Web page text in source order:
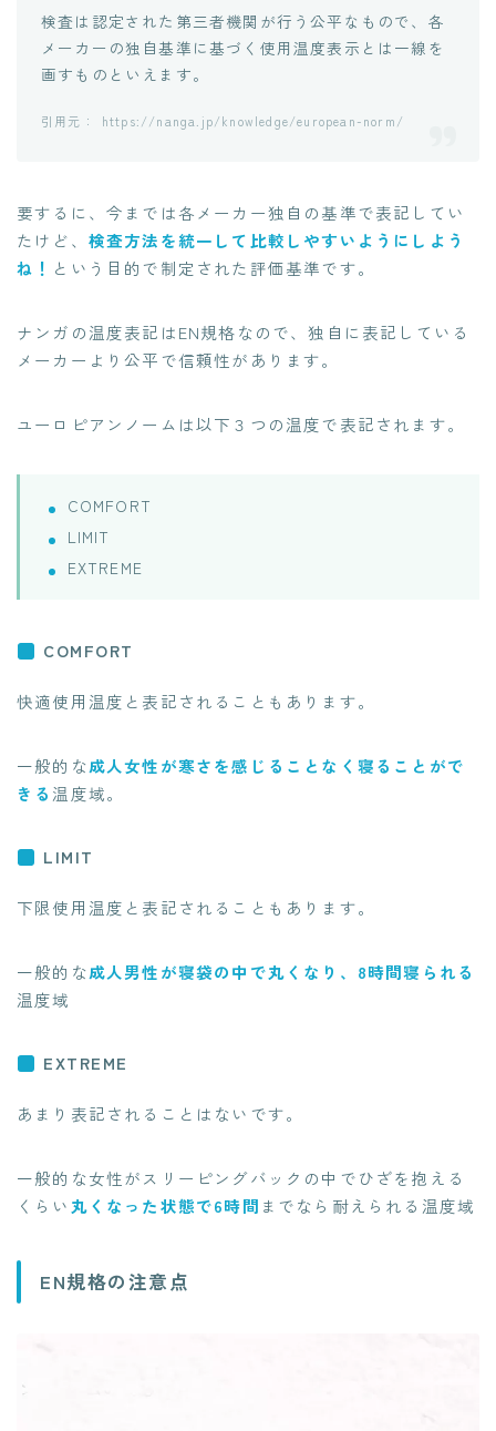
検査は認定された第三者機関が行う公平なもので、各
メーカーの独自基準に基づく使用温度表示とは一線を
画すものといえます。
https://nanga.jp/knowledge/european-norm/
要するに、今までは各メーカー独自の基準で表記してい
たけど、 検査方法を統一して比較しやすいようにしよう
ね！ という目的で制定された評価基準です。
ナンガの温度表記はEN規格なので、独自に表記している
メーカーより公平で信頼性があります。
ユーロピアンノームは以下３つの温度で表記されます。
COMFORT
LIMIT
EXTREME
COMFORT
快適使用温度と表記されることもあります。
一般的な成人女性が寒さを感じることなく寝ることがで
きる 温度域。
LIMIT
下限使用温度と表記されることもあります。
一般的な成人男性が寝袋の中で丸くなり、8時間寝られる
温度域
EXTREME
あまり表記されることはないです。
一般的な女性がスリーピングバックの中でひざを抱える
くらい丸くなった状態で6時間 までなら耐えられる温度域
EN規格の注意点